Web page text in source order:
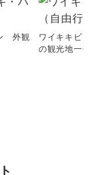
外観
ワイキキビ
の観光地一